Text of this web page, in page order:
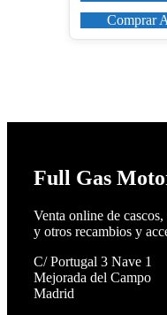
Comprar
Full Gas
Venta online de
y otros recambios y
C/ Portugal 3 Nave 1
Mejorada del Campo
Madrid